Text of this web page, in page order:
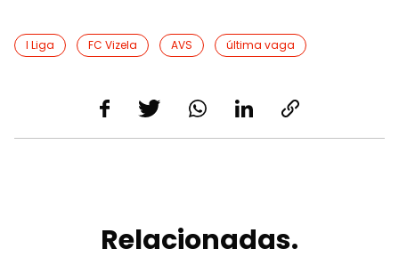
I Liga FC Vizela AVS última vaga
Relacionadas.